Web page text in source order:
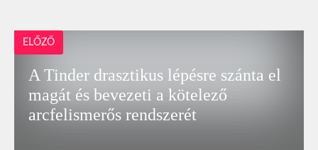
ELŐZŐ
A Tinder drasztikus lépésre szánta el
magát és bevezeti a kötelező
arcfelismerős rendszerét